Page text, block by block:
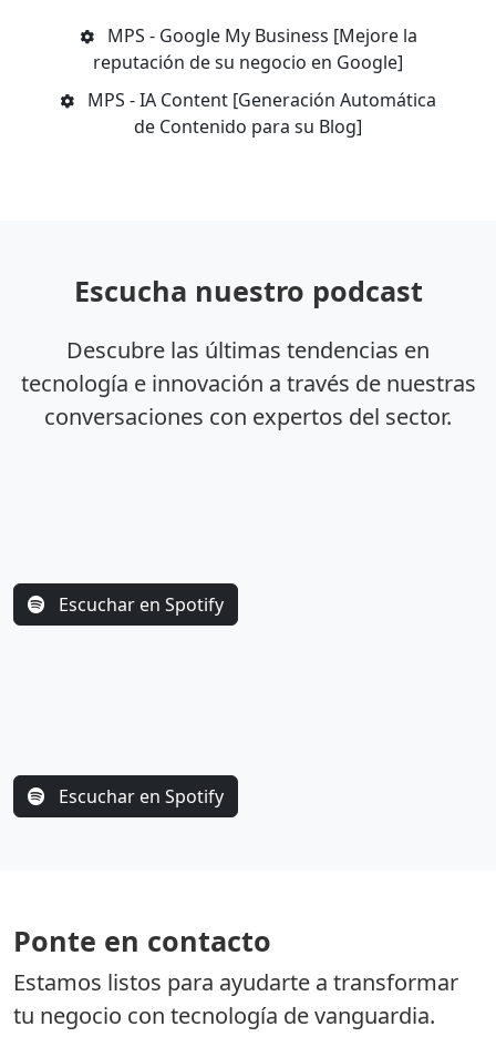
MPS - Google My Business [Mejore la
reputación de su negocio en Google]
MPS - IA Content [Generación Automática
de Contenido para su Blog]
Escucha nuestro podcast
Descubre las últimas tendencias en
tecnología e innovación a través de nuestras
conversaciones con expertos del sector.
Escuchar en Spotify
Escuchar en Spotify
Ponte en contacto
Estamos listos para ayudarte a transformar
tu negocio con tecnología de vanguardia.